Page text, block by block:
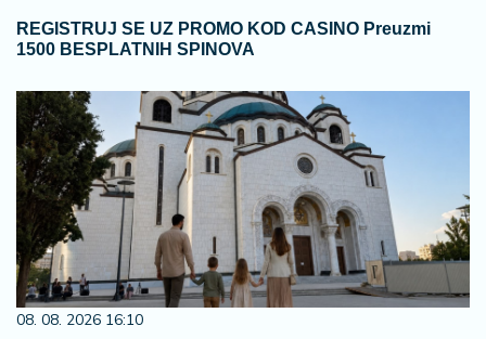
REGISTRUJ SE UZ PROMO KOD CASINO Preuzmi
1500 BESPLATNIH SPINOVA
08. 08. 2026 16:10